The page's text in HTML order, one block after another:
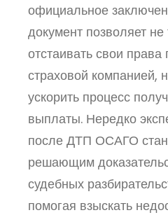
официальное
документ позволяет не
отстаивать свои права
страховой компанией,
ускорить процесс
выплаты. Нередко
после ДТП ОСАГО
решающим
судебных
помогая взыскать